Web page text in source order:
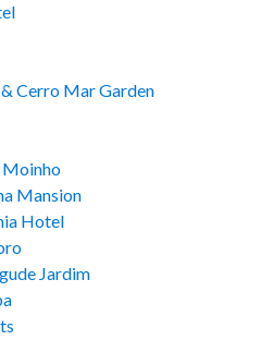
Cerro Mar Garden
Mansion
Hotel
Jardim